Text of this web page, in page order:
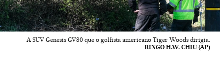
A SUV Genesis GV80 que o golfista americano Tiger Woods dirigia.
RINGO H.W. CHIU (AP)